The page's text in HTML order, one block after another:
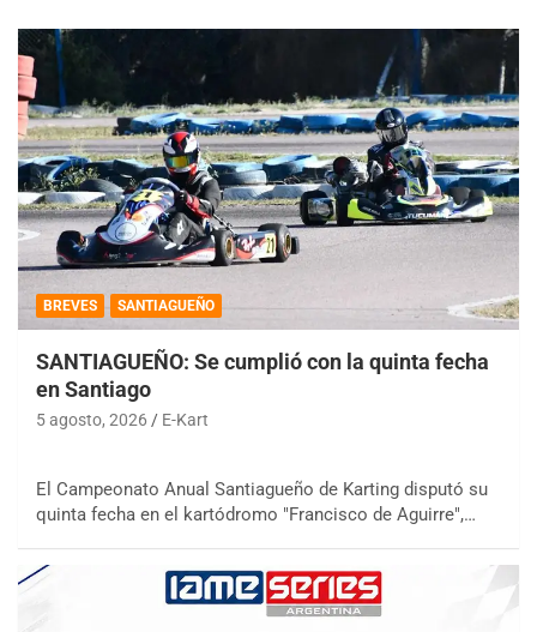
BREVES SANTIAGUEÑO
SANTIAGUEÑO: Se cumplió con la quinta fecha
en Santiago
5 agosto, 2026 E-Kart
El Campeonato Anual Santiagueño de Karting disputó su
quinta fecha en el kartódromo "Francisco de Aguirre",…